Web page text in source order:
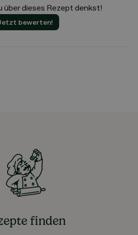
über dieses Rezept denkst!
bewerten!
finden